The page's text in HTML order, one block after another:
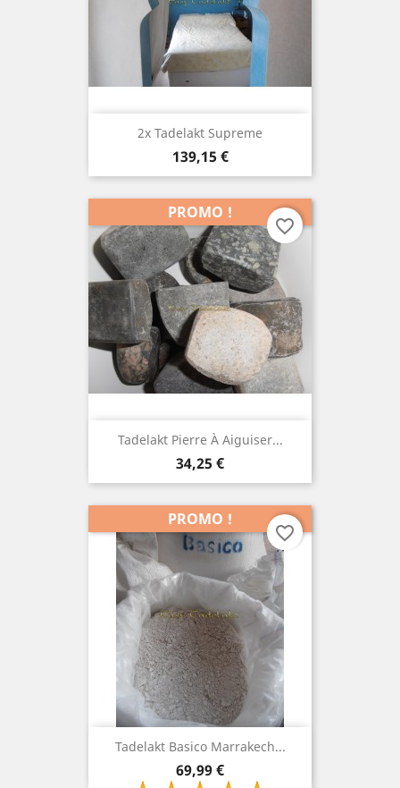
2x Tadelakt Supreme
Prix
139,15 €
Tadelakt Pierre À Aiguiser...
Prix
34,25 €
PROMO !
favorite_border
Tadelakt Basico Marrakech...
Prix
69,99 €
PROMO !
favorite_border